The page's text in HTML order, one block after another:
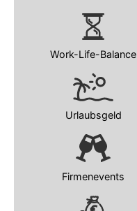
Work-Life-Balance
Urlaubsgeld
Firmenevents